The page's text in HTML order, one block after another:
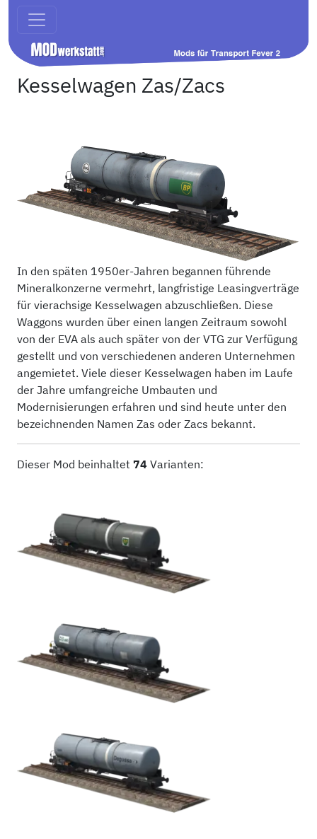
Kesselwagen Zas/Zacs
In den späten 1950er-Jahren begannen führende
Mineralkonzerne vermehrt, langfristige Leasingverträge
für vierachsige Kesselwagen abzuschließen. Diese
Waggons wurden über einen langen Zeitraum sowohl
von der EVA als auch später von der VTG zur Verfügung
gestellt und von verschiedenen anderen Unternehmen
angemietet. Viele dieser Kesselwagen haben im Laufe
der Jahre umfangreiche Umbauten und
Modernisierungen erfahren und sind heute unter den
bezeichnenden Namen Zas oder Zacs bekannt.
Dieser Mod beinhaltet 74 Varianten: